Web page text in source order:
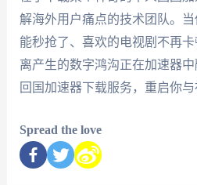
解海外用户痛点的技术团队。
能秒抢了、喜欢的电视剧不再
离产生的数字鸿沟正在加速器
回国加速器下载服务，重启你与
Spread the love